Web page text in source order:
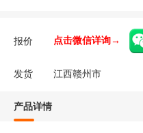
报价 点击微信详询→
发货 江西赣州市
产品详情